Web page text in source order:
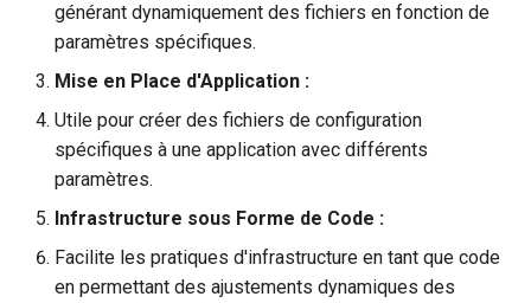
générant dynamiquement des fichiers en fonction de
paramètres spécifiques.
Mise en Place d'Application :
Utile pour créer des fichiers de configuration
spécifiques à une application avec différents
paramètres.
Infrastructure sous Forme de Code :
Facilite les pratiques d'infrastructure en tant que code
en permettant des ajustements dynamiques des